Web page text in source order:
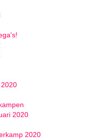
2020
2020